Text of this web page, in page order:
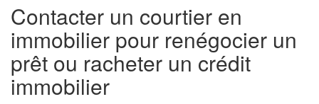
Contacter un courtier en
immobilier pour renégocier un
prêt ou racheter un crédit
immobilier